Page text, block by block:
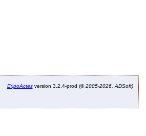
ExpoActesversion 3.2.4-prod (©2005-2026, ADSoft)